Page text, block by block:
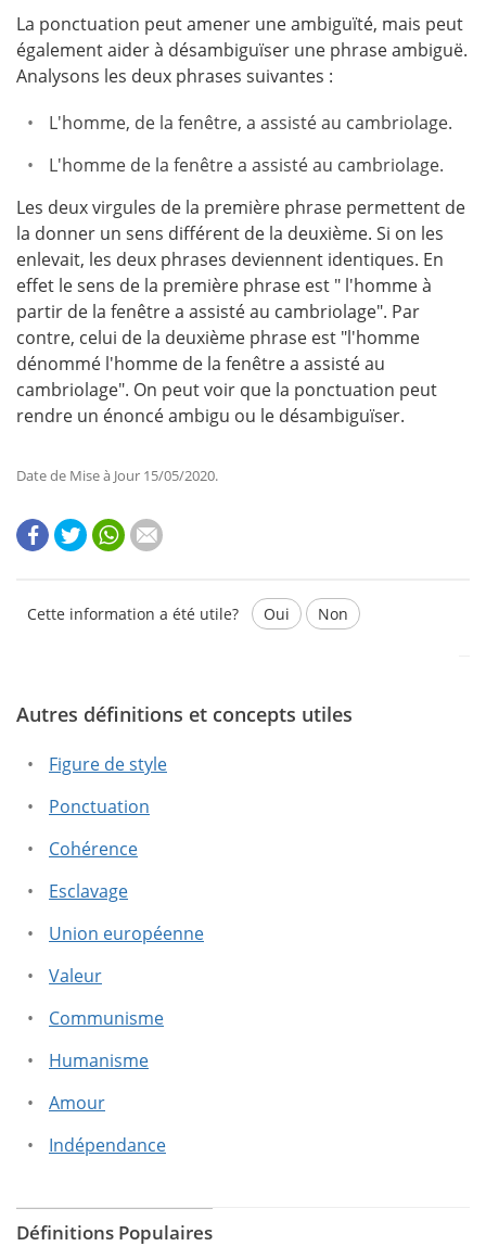
La ponctuation peut amener une ambiguïté, mais peut
également aider à désambiguïser une phrase ambiguë.
Analysons les deux phrases suivantes :
L'homme, de la fenêtre, a assisté au cambriolage.
L'homme de la fenêtre a assisté au cambriolage.
Les deux virgules de la première phrase permettent de
la donner un sens différent de la deuxième. Si on les
enlevait, les deux phrases deviennent identiques. En
effet le sens de la première phrase est " l'homme à
partir de la fenêtre a assisté au cambriolage". Par
contre, celui de la deuxième phrase est "l'homme
dénommé l'homme de la fenêtre a assisté au
cambriolage". On peut voir que la ponctuation peut
rendre un énoncé ambigu ou le désambiguïser.
Date de Mise à Jour 15/05/2020.
Cette information a été utile? Oui Non
Ce texte contient des informations erronées.
Ce texte ne contient pas les informations que vous
cherchez.
Autres définitions et concepts utiles
Figure de style
Ponctuation
Cohérence
Esclavage
Union européenne
Valeur
Communisme
Humanisme
Amour
Indépendance
Définitions Populaires